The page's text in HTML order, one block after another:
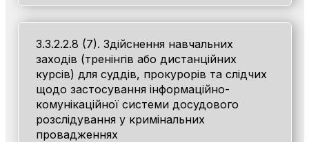
3.3.2.2.8 (7). Здійснення навчальних
заходів (тренінгів або дистанційних
курсів) для суддів, прокурорів та слідчих
щодо застосування інформаційно-
комунікаційної системи досудового
розслідування у кримінальних
провадженнях